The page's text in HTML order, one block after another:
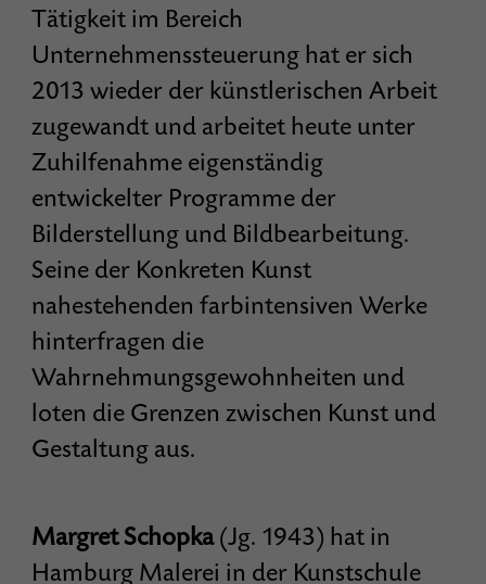
Tätigkeit im Bereich
Unternehmenssteuerung hat er sich
2013 wieder der künstlerischen Arbeit
zugewandt und arbeitet heute unter
Zuhilfenahme eigenständig
entwickelter Programme der
Bilderstellung und Bildbearbeitung.
Seine der Konkreten Kunst
nahestehenden farbintensiven Werke
hinterfragen die
Wahrnehmungsgewohnheiten und
loten die Grenzen zwischen Kunst und
Gestaltung aus.
Margret Schopka(Jg. 1943) hat in
Hamburg Malerei in der Kunstschule